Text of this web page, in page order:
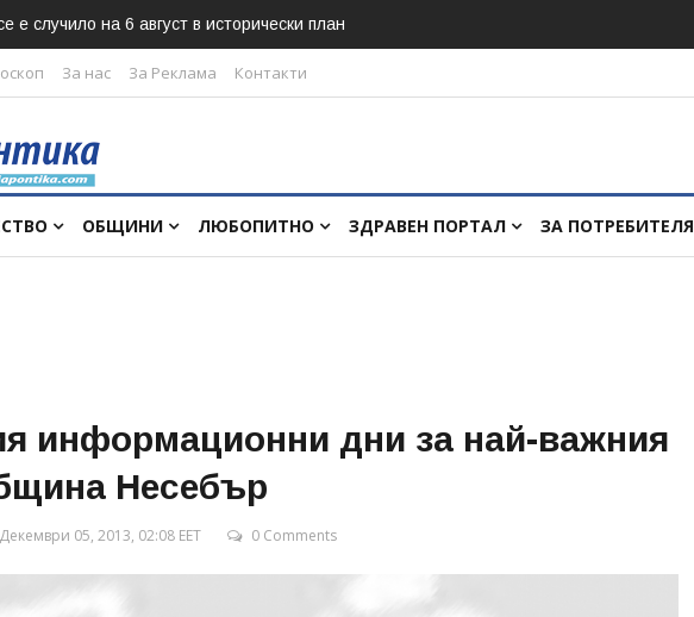
е случило на 6 август в исторически план
За нас За Реклама Контакти
ОБЩИНИ ЛЮБОПИТНО ЗДРАВЕН ПОРТАЛ ЗА ПОТРЕБИТЕЛЯ
информационни дни за най-важния
Несебър
Декември 05, 2013, 02:08 EET 0 Comments